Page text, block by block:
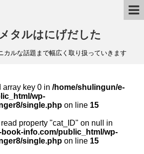
タルはにげだした
カルな話題まで幅広く取り扱っていきます
array key 0 in /home/shulingun/e-
wp-
single.php on line 15
read property "cat_ID" on null in
info.com/public_html/wp-
single.php on line 15